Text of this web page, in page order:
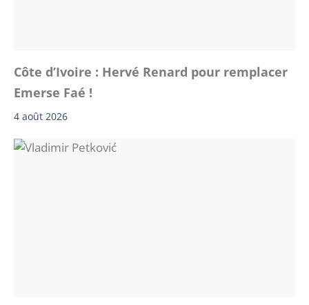
Côte d’Ivoire : Hervé Renard pour remplacer
Emerse Faé !
4 août 2026